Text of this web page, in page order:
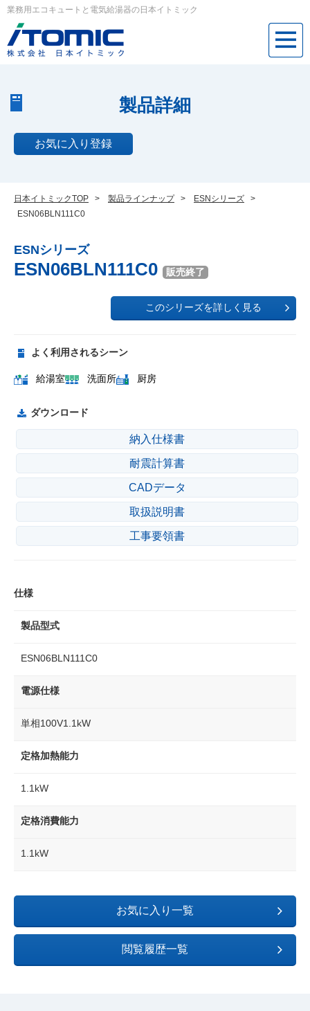
業務用エコキュートと電気給湯器の日本イトミック
製品詳細
お気に入り登録
日本イトミックTOP > 製品ラインナップ > ESNシリーズ
>
ESN06BLN111C0
ESNシリーズ
ESN06BLN111C0 販売終了
このシリーズを詳しく見る
よく利用されるシーン
給湯室 洗面所 厨房
ダウンロード
納入仕様書
耐震計算書
CADデータ
取扱説明書
工事要領書
仕様
製品型式
ESN06BLN111C0
電源仕様
単相100V1.1kW
定格加熱能力
1.1kW
定格消費能力
1.1kW
お気に入り一覧
閲覧履歴一覧